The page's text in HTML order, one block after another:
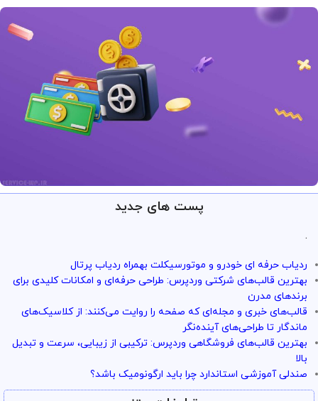
با خیال راحت میتونی از خدمات و سرویس ها استفاده کنی
پست های جدید
.
ردیاب حرفه ای خودرو و موتورسیکلت بهمراه ردیاب پرتال
بهترین قالب‌های شرکتی وردپرس: طراحی حرفه‌ای و امکانات کلیدی برای
برندهای مدرن
قالب‌های خبری و مجله‌ای که صفحه را روایت می‌کنند: از کلاسیک‌های
ماندگار تا طراحی‌های آینده‌نگر
بهترین قالب‌های فروشگاهی وردپرس: ترکیبی از زیبایی، سرعت و تبدیل
بالا
صندلی آموزشی استاندارد چرا باید ارگونومیک باشد؟